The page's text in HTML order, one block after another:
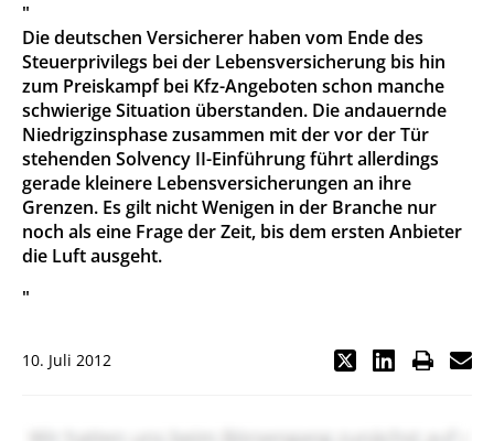
"
Die deutschen Versicherer haben vom Ende des
Steuerprivilegs bei der Lebensversicherung bis hin
zum Preiskampf bei Kfz-Angeboten schon manche
schwierige Situation überstanden. Die andauernde
Niedrigzinsphase zusammen mit der vor der Tür
stehenden Solvency II-Einführung führt allerdings
gerade kleinere Lebensversicherungen an ihre
Grenzen. Es gilt nicht Wenigen in der Branche nur
noch als eine Frage der Zeit, bis dem ersten Anbieter
die Luft ausgeht.
"
10. Juli 2012